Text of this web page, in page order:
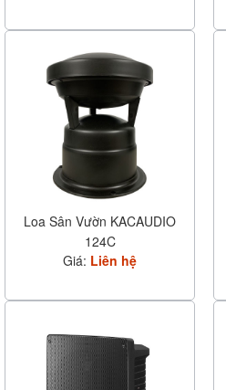
Loa Sân Vườn KACAUDIO
124C
Giá: Liên hệ